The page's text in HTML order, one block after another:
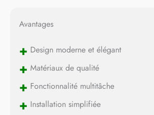
Avantages
+ Design moderne et élégant
+ Matériaux de qualité
+ Fonctionnalité multitâche
+ Installation simplifiée